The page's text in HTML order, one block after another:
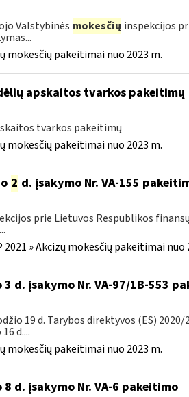
Valstybinės mokesčių inspekcijos
mokesčių pakeitimai nuo 2023 m.
apskaitos tvarkos pakeitimų
tvarkos pakeitimų
mokesčių pakeitimai nuo 2023 m.
2 d. įsakymo Nr. VA-155
prie Lietuvos Respublikos
2021 » Akcizų mokesčių pakeitimai nuo
d. įsakymo Nr. VA-97/1B-553
19 d. Tarybos direktyvos (ES)
d....
mokesčių pakeitimai nuo 2023 m.
8 d. įsakymo Nr. VA-6 pakeitimo